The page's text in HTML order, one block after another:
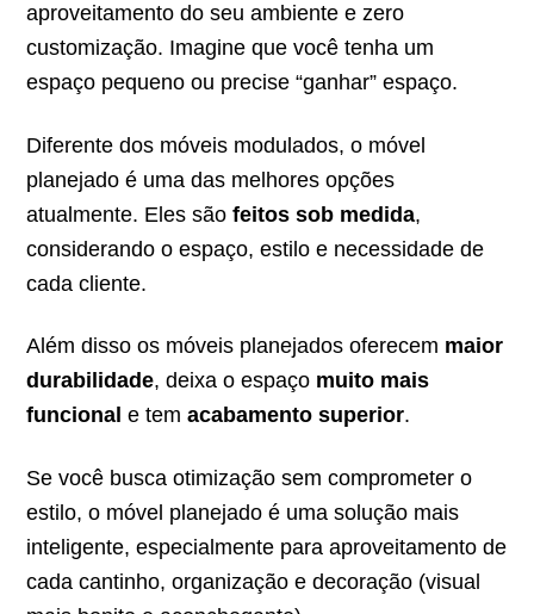
aproveitamento do seu ambiente e zero
customização. Imagine que você tenha um
espaço pequeno ou precise “ganhar” espaço.
Diferente dos móveis modulados, o móvel
planejado é uma das melhores opções
atualmente. Eles sãofeitos sob medida,
considerando o espaço, estilo e necessidade de
cada cliente.
Além disso os móveis planejados oferecem maior
durabilidade, deixa o espaço muito mais
funcional e temacabamento superior.
Se você busca otimização sem comprometer o
estilo, o móvel planejado é uma solução mais
inteligente, especialmente para aproveitamento de
cada cantinho, organização e decoração (visual